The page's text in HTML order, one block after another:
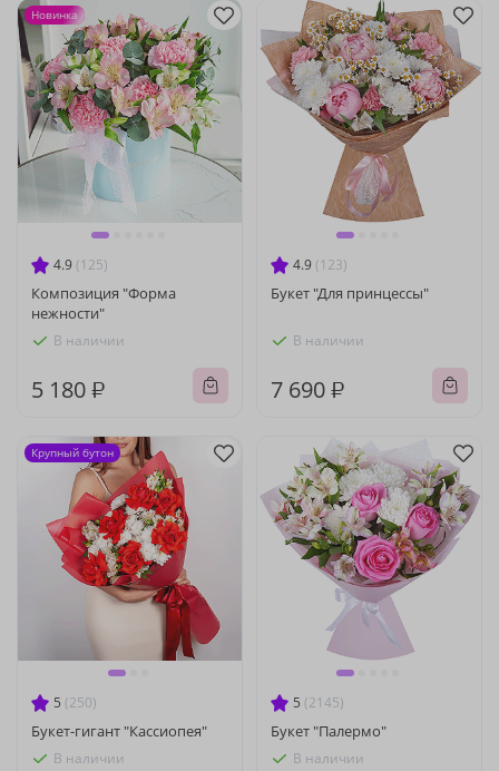
4.9 (125)
Композиция "Форма
нежности"
В наличии
5 180 ₽
Новинка
4.9 (123)
Букет "Для принцессы"
В наличии
7 690 ₽
5 (250)
Букет-гигант "Кассиопея"
В наличии
Крупный бутон
5 (2145)
Букет "Палермо"
В наличии